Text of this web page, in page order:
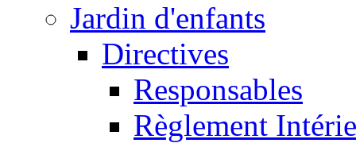
Jardin d'enfants
Directives
Responsables
Règlement